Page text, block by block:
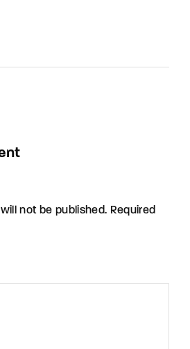
not be published. Required